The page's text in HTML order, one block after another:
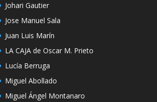
Johari Gautier
Jose Manuel Sala
Juan Luis Marín
LA CAJA de Oscar M. Prieto
Lucía Berruga
Miguel Abollado
Miguel Ángel Montanaro